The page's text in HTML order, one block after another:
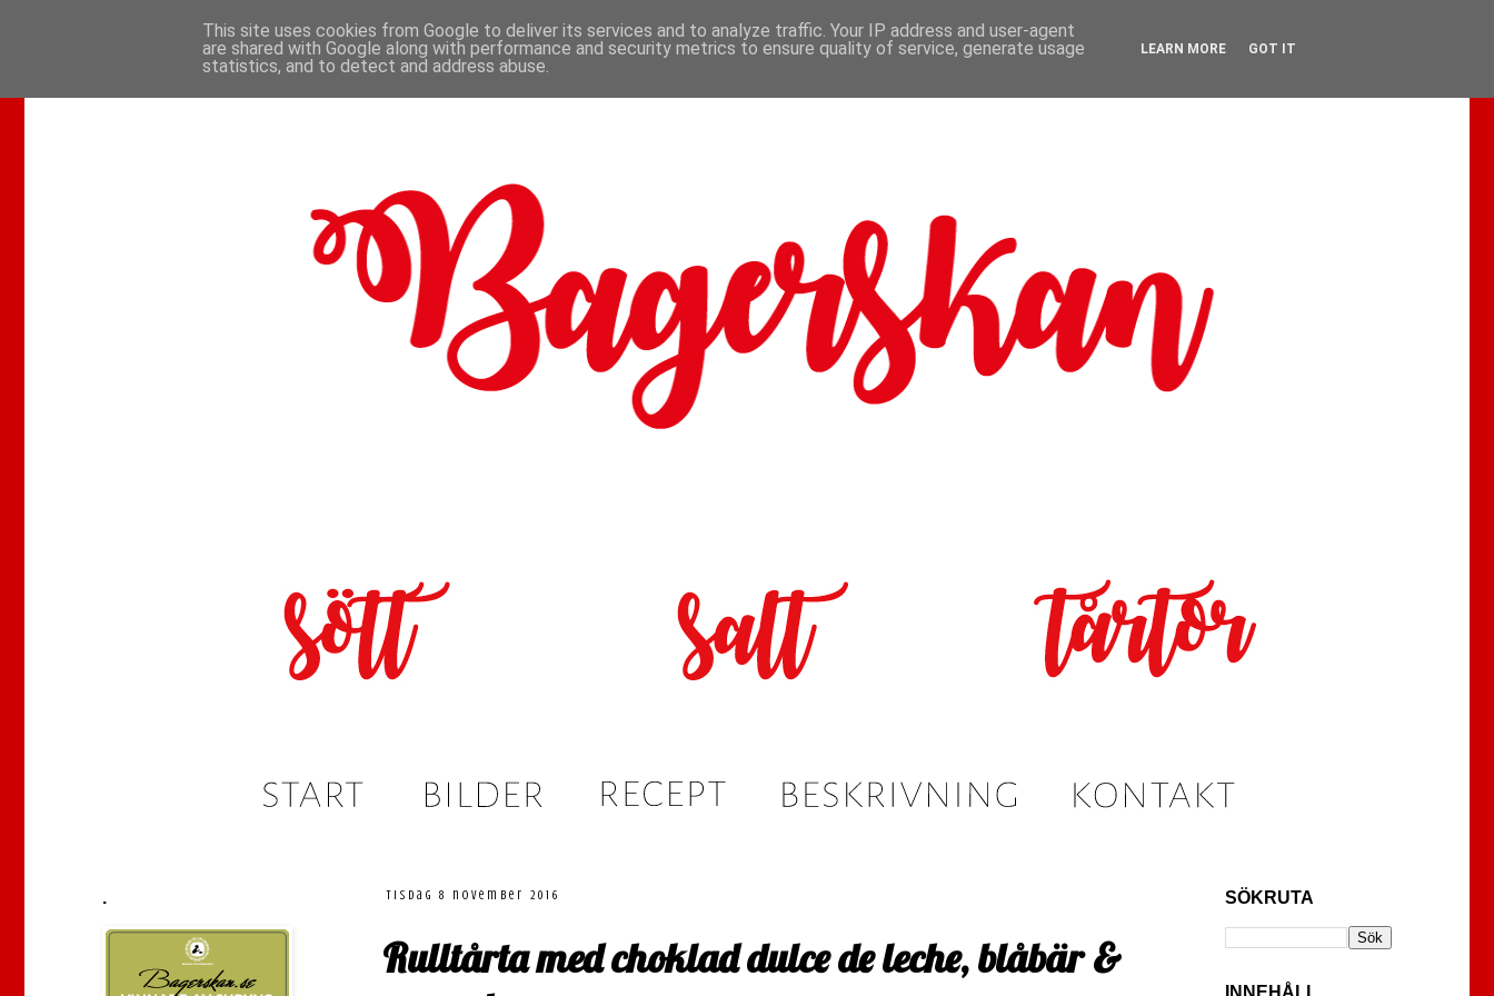
tisdag 8 november 2016
Rulltårta med choklad dulce de leche, blåbär &
. SÖKRUTA
INNEHÅLL
This site uses cookies from Google to deliver its services and to analyze traffic. Your IP address and user-agent
are shared with Google along with performance and security metrics to ensure quality of service, generate usage
statistics, and to detect and address abuse.
LEARN MORE GOT IT